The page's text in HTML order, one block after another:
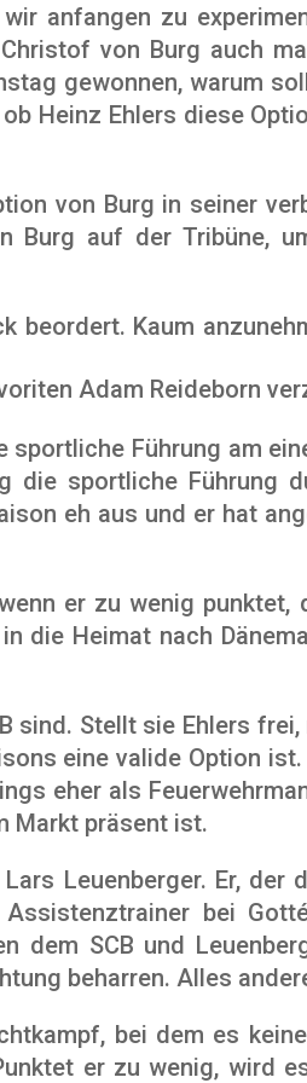
anfangen zu
von Burg auch
gewonnen, warum
Heinz Ehlers diese
von Burg in seiner
Burg auf der Tribüne,
beordert. Kaum
Adam Reideborn
Führung am
sportliche Führung
eh aus und er hat
er zu wenig
die Heimat nach
sind. Stellt sie Ehlers
eine valide Option
eher als
Markt präsent ist.
Leuenberger. Er, der
bei
dem SCB und
beharren. Alles
bei dem es
er zu wenig, wird